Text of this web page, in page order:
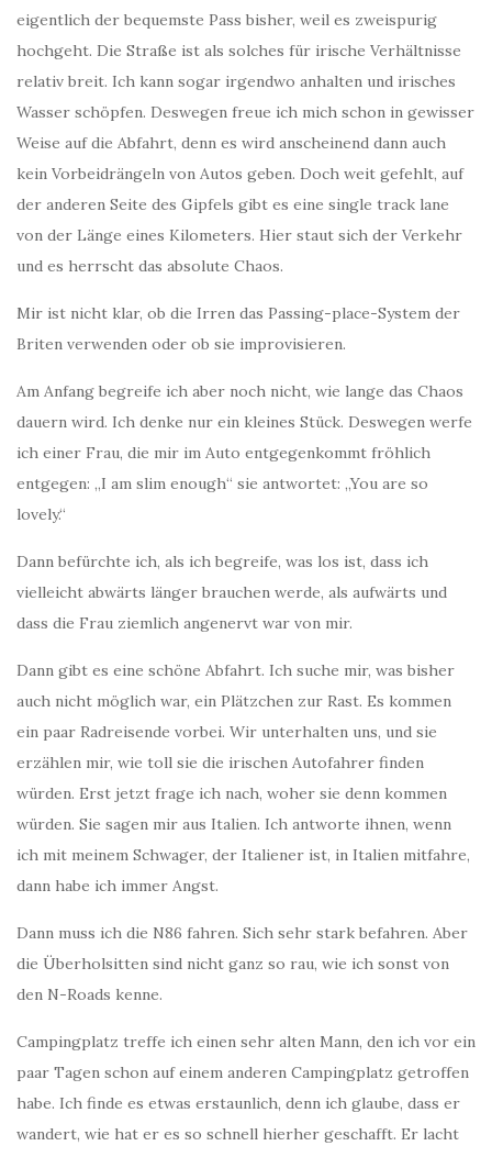
eigentlich der bequemste Pass bisher, weil es zweispurig
hochgeht. Die Straße ist als solches für irische Verhältnisse
relativ breit. Ich kann sogar irgendwo anhalten und irisches
Wasser schöpfen. Deswegen freue ich mich schon in gewisser
Weise auf die Abfahrt, denn es wird anscheinend dann auch
kein Vorbeidrängeln von Autos geben. Doch weit gefehlt, auf
der anderen Seite des Gipfels gibt es eine single track lane
von der Länge eines Kilometers. Hier staut sich der Verkehr
und es herrscht das absolute Chaos.
Mir ist nicht klar, ob die Irren das Passing-place-System der
Briten verwenden oder ob sie improvisieren.
Am Anfang begreife ich aber noch nicht, wie lange das Chaos
dauern wird. Ich denke nur ein kleines Stück. Deswegen werfe
ich einer Frau, die mir im Auto entgegenkommt fröhlich
entgegen: „I am slim enough“ sie antwortet: „You are so
lovely.“
Dann befürchte ich, als ich begreife, was los ist, dass ich
vielleicht abwärts länger brauchen werde, als aufwärts und
dass die Frau ziemlich angenervt war von mir.
Dann gibt es eine schöne Abfahrt. Ich suche mir, was bisher
auch nicht möglich war, ein Plätzchen zur Rast. Es kommen
ein paar Radreisende vorbei. Wir unterhalten uns, und sie
erzählen mir, wie toll sie die irischen Autofahrer finden
würden. Erst jetzt frage ich nach, woher sie denn kommen
würden. Sie sagen mir aus Italien. Ich antworte ihnen, wenn
ich mit meinem Schwager, der Italiener ist, in Italien mitfahre,
dann habe ich immer Angst.
Dann muss ich die N86 fahren. Sich sehr stark befahren. Aber
die Überholsitten sind nicht ganz so rau, wie ich sonst von
den N-Roads kenne.
Campingplatz treffe ich einen sehr alten Mann, den ich vor ein
paar Tagen schon auf einem anderen Campingplatz getroffen
habe. Ich finde es etwas erstaunlich, denn ich glaube, dass er
wandert, wie hat er es so schnell hierher geschafft. Er lacht